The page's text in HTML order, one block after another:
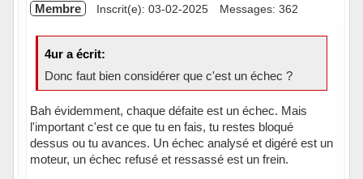
Membre Inscrit(e): 03-02-2025 Messages: 362
4ur a écrit:
Donc faut bien considérer que c'est un échec ?
Bah évidemment, chaque défaite est un échec. Mais
l'important c'est ce que tu en fais, tu restes bloqué
dessus ou tu avances. Un échec analysé et digéré est un
moteur, un échec refusé et ressassé est un frein.